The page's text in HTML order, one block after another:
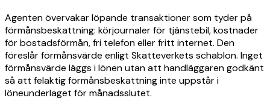
Agenten övervakar löpande transaktioner som tyder på
förmånsbeskattning: körjournaler för tjänstebil, kostnader
för bostadsförmån, fri telefon eller fritt internet. Den
föreslår förmånsvärde enligt Skatteverkets schablon. Inget
förmånsvärde läggs i lönen utan att handläggaren godkänt
så att felaktig förmånsbeskattning inte uppstår i
löneunderlaget för månadsslutet.